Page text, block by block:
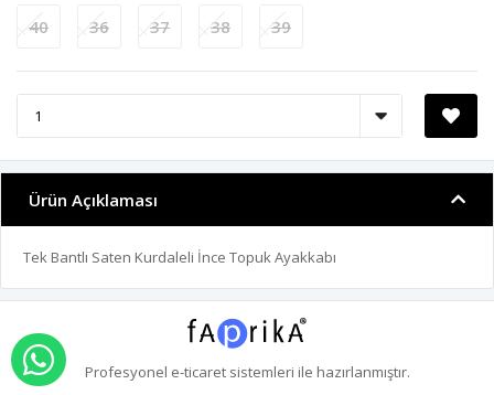
40 36 37 38 39
Ürün Açıklaması
Tek Bantlı Saten Kurdaleli İnce Topuk Ayakkabı
Profesyonel e-ticaretsistemleri ile hazırlanmıştır.